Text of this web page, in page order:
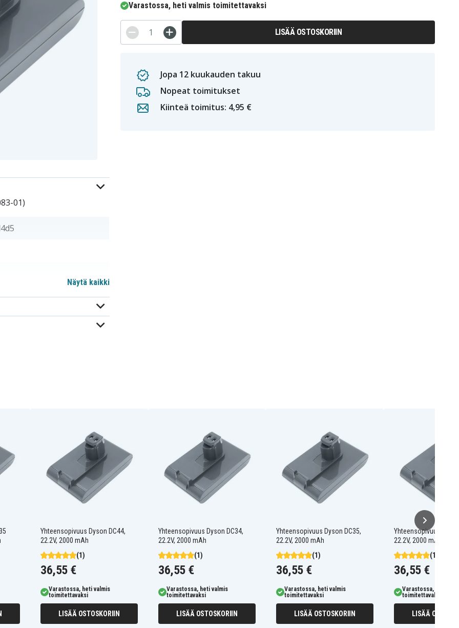
Varastossa, heti valmis toimitettavaksi
LISÄÄ OSTOSKORIIN
Jopa 12 kuukauden takuu
Nopeat toimitukset
Kiinteä toimitus: 4,95 €
01)
Dyson DC34
Dyson DC44
Dyson DC44 Animal Total
Näytä kaikki
Yhteensopivuus Dyson DC44,
22.2V, 2000 mAh
(1)
36,55 €
Varastossa, heti valmis
toimitettavaksi
LISÄÄ OSTOSKORIIN
Yhteensopivuus Dyson DC34,
22.2V, 2000 mAh
(1)
36,55 €
Varastossa, heti valmis
toimitettavaksi
LISÄÄ OSTOSKORIIN
Yhteensopivuus Dyson DC35,
22.2V, 2000 mAh
(1)
36,55 €
Varastossa, heti valmis
toimitettavaksi
LISÄÄ OSTOSKORIIN
Yhteensopivuus
22.2V, 2000 mAh
(1)
36,55 €
Varastossa, heti
toimitettavaksi
LISÄÄ